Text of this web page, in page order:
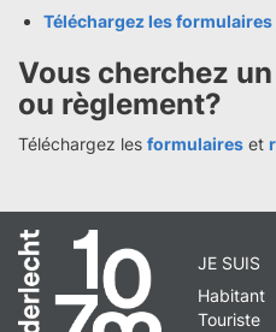
Téléchargez les formulaires
Vous cherchez
ou règlement?
Téléchargez les formulaires et
JE SUIS
Habitant
Touriste